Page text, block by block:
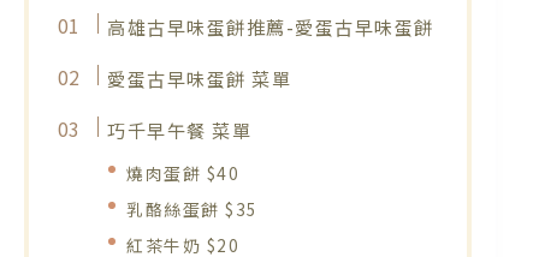
高雄古早味蛋餅推薦-愛蛋古早味蛋餅
愛蛋古早味蛋餅 菜單
巧千早午餐 菜單
燒肉蛋餅 $40
乳酪絲蛋餅 $35
紅茶牛奶 $20